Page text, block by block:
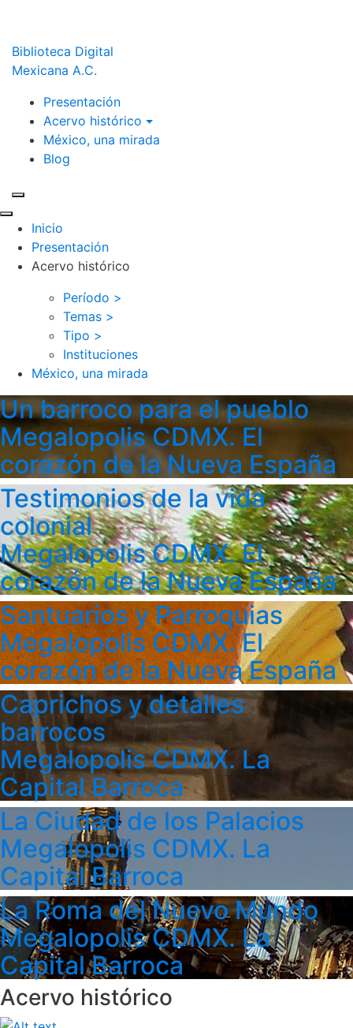
Biblioteca Digital
Mexicana A.C.
Presentación
Acervo histórico
México, una mirada
Blog
Inicio
Presentación
Acervo histórico
Período >
Temas >
Tipo >
Instituciones
México, una mirada
Un barroco para el pueblo
Megalopolis CDMX. El
corazón de la Nueva España
Testimonios de la vida
colonial
Megalopolis CDMX. El
corazón de la Nueva España
Santuarios y Parroquias
Megalopolis CDMX. El
corazón de la Nueva España
Caprichos y detalles
barrocos
Megalopolis CDMX. La
Capital Barroca
La Ciudad de los Palacios
Megalopolis CDMX. La
Capital Barroca
La Roma del Nuevo Mundo
Megalopolis CDMX. La
Capital Barroca
Acervo histórico